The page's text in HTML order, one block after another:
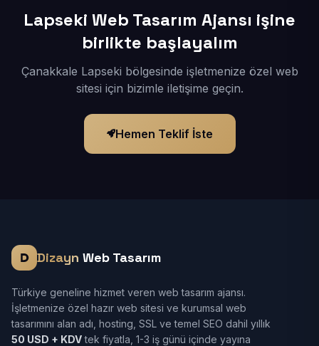
Lapseki Web Tasarım Ajansı işine
birlikte başlayalım
Çanakkale Lapseki bölgesinde işletmenize özel web
sitesi için bizimle iletişime geçin.
Hemen Teklif İste
Dizayn Web Tasarım
Türkiye geneline hizmet veren web tasarım ajansı.
İşletmenize özel hazır web sitesi ve kurumsal web
tasarımını alan adı, hosting, SSL ve temel SEO dahil yıllık
50 USD + KDVtek fiyatla, 1-3 iş günü içinde yayına